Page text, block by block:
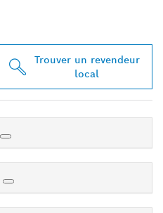
Trouver un revendeur
local